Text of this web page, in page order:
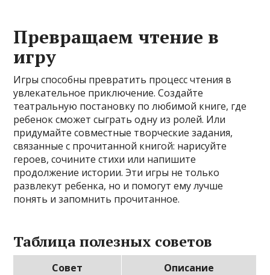
Превращаем чтение в
игру
Игры способны превратить процесс чтения в
увлекательное приключение. Создайте
театральную постановку по любимой книге, где
ребенок сможет сыграть одну из ролей. Или
придумайте совместные творческие задания,
связанные с прочитанной книгой: нарисуйте
героев, сочините стихи или напишите
продолжение истории. Эти игры не только
развлекут ребенка, но и помогут ему лучше
понять и запомнить прочитанное.
Таблица полезных советов
Совет
Описание